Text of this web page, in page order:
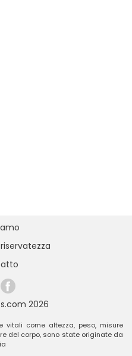
2026
vitali come altezza, peso, misure
del corpo, sono state originate da